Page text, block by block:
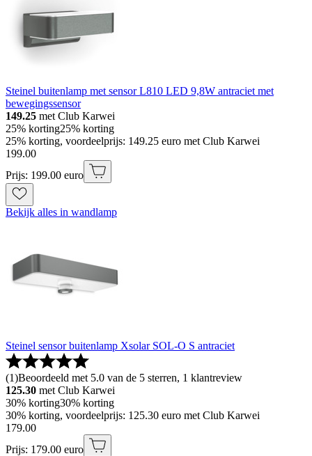
Steinel buitenlamp met sensor L810 LED 9,8W antraciet met
bewegingssensor
149.25 met Club Karwei
25% korting25% korting
25% korting, voordeelprijs: 149.25 euro met Club Karwei
199.00
Prijs: 199.00 euro
Bekijk alles in wandlamp
Steinel sensor buitenlamp Xsolar SOL-O S antraciet
(1)Beoordeeld met 5.0 van de 5 sterren, 1 klantreview
125.30 met Club Karwei
30% korting30% korting
30% korting, voordeelprijs: 125.30 euro met Club Karwei
179.00
Prijs: 179.00 euro